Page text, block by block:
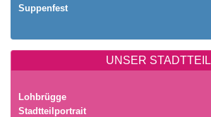
Suppenfest
UNSER STADTTEIL
Lohbrügge
Stadtteilportrait